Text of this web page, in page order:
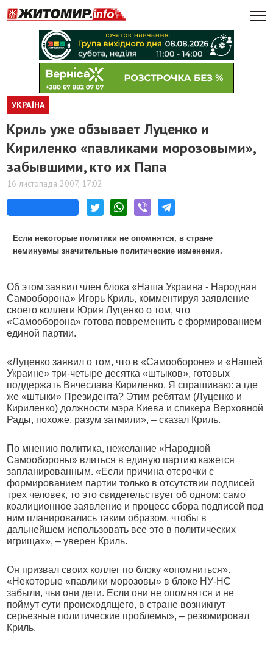
УКРАЇНА
Криль уже обзывает Луценко и
Кириленко «павликами морозовыми»,
забывшими, кто их Папа
16 листопада 2007, 17:02
Если некоторые политики не опомнятся, в стране
неминуемы значительные политические изменения.
Об этом заявил член блока «Наша Украина - Народная
Самооборона» Игорь Криль, комментируя заявление
своего коллеги Юрия Луценко о том, что
«Самооборона» готова повременить с формированием
единой партии.
«Луценко заявил о том, что в «Самообороне» и «Нашей
Украине» три-четыре десятка «штыков», готовых
поддержать Вячеслава Кириленко. Я спрашиваю: а где
же «штыки» Президента? Этим ребятам (Луценко и
Кириленко) должности мэра Киева и спикера Верховной
Рады, похоже, разум затмили», – сказал Криль.
По мнению политика, нежелание «Народной
Самообороны» влиться в единую партию кажется
запланированным. «Если причина отсрочки с
формированием партии только в отсутствии подписей
трех человек, то это свидетельствует об одном: само
коалиционное заявление и процесс сбора подписей под
ним планировались таким образом, чтобы в
дальнейшем использовать все это в политических
игрищах», – уверен Криль.
Он призвал своих коллег по блоку «опомниться».
«Некоторые «павлики морозовы» в блоке НУ-НС
забыли, чьи они дети. Если они не опомнятся и не
поймут сути происходящего, в стране возникнут
серьезные политические проблемы», – резюмировал
Криль.